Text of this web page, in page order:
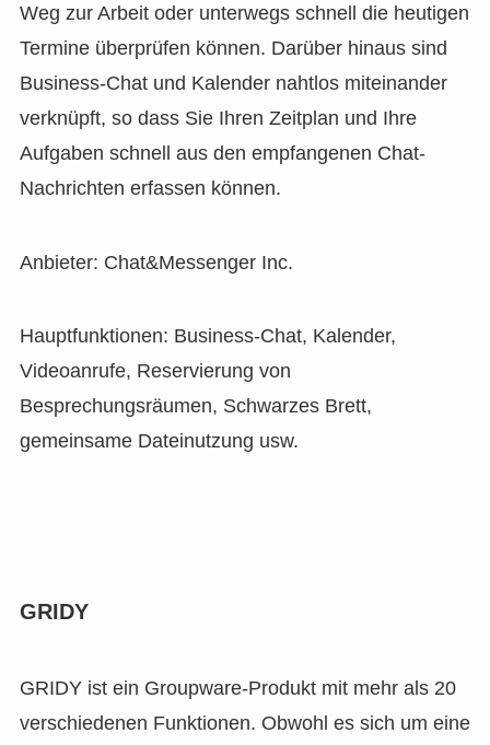
Weg zur Arbeit oder unterwegs schnell die heutigen
Termine überprüfen können. Darüber hinaus sind
Business-Chat und Kalender nahtlos miteinander
verknüpft, so dass Sie Ihren Zeitplan und Ihre
Aufgaben schnell aus den empfangenen Chat-
Nachrichten erfassen können.
Anbieter: Chat&Messenger Inc.
Hauptfunktionen: Business-Chat, Kalender,
Videoanrufe, Reservierung von
Besprechungsräumen, Schwarzes Brett,
gemeinsame Dateinutzung usw.
GRIDY
GRIDY ist ein Groupware-Produkt mit mehr als 20
verschiedenen Funktionen. Obwohl es sich um eine